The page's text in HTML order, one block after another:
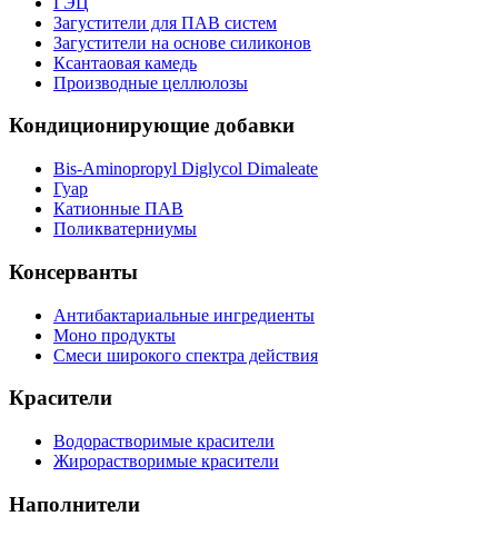
Загустители для ПАВ систем
Загустители на основе силиконов
Ксантаовая камедь
Производные целлюлозы
Кондиционирующие добавки
Bis-Aminopropyl Diglycol Dimaleate
Гуар
Катионные ПАВ
Поликватерниумы
Консерванты
Антибактариальные ингредиенты
Моно продукты
Смеси широкого спектра действия
Красители
Водорастворимые красители
Жирорастворимые красители
Наполнители